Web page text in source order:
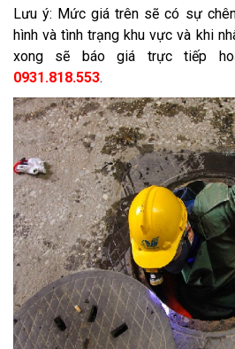
Lưu ý: Mức giá trên sẽ có sự
hình và tình trạng khu vực và khi
xong sẽ báo giá trực tiếp
0931.818.553.